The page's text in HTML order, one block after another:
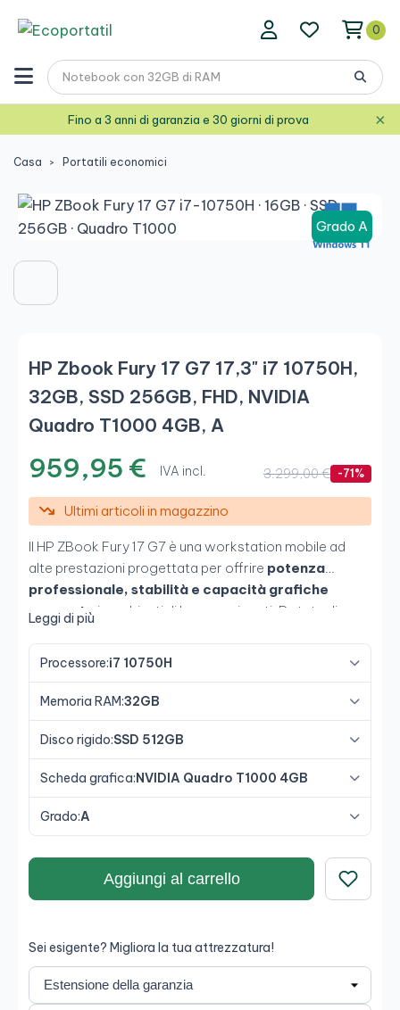
0
Fino a 3 anni di garanzia e 30 giorni di prova ×
Casa Portatili economici
Grado A
HP Zbook Fury 17 G7 17,3" i7 10750H,
32GB, SSD 256GB, FHD, NVIDIA
Quadro T1000 4GB, A
959,95 € IVA incl. 3.299,00 € -71%
Ultimi articoli in magazzino
Il HP ZBook Fury 17 G7 è una workstation mobile ad
alte prestazioni progettata per offrire potenza
professionale, stabilità e capacità grafiche
avanzate in ambienti di lavoro esigenti. Dotata di un
di RAM, SSD NVMe da 256GB e scheda grafica
fluida in CAD, modellazione 3D, editing e multitasking
intensivo. Il suo ampio schermoFull HD da 17,3 pollici
consente di lavorare con maggiore comodità e
precisione su progetti professionali.
Leggi di più
Processore:i7 10750H
Memoria RAM:32GB
Disco rigido:SSD 512GB
Scheda grafica:NVIDIA Quadro T1000 4GB
Grado:A
Aggiungi al carrello
Sei esigente? Migliora la tua attrezzatura!